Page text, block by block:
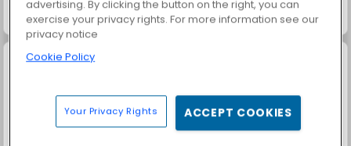
Masha and the Bear: Meadows Scala 40
advertising. By clicking the button on the right, you can
exercise your privacy rights. For more information see our
privacy notice
Cookie Policy
Your Privacy Rights ACCEPT COOKIES